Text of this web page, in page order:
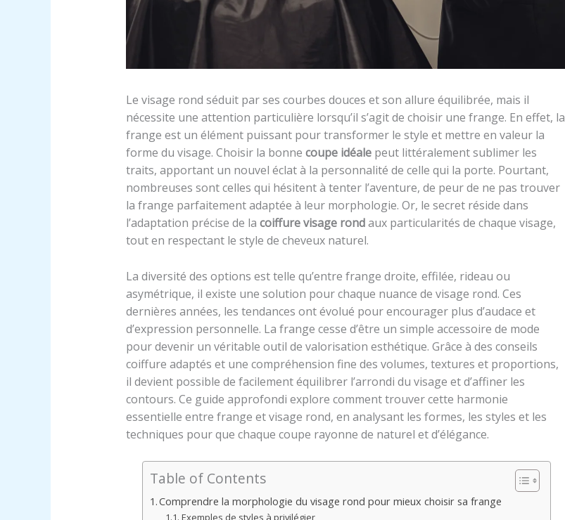
Le visage rond séduit par ses courbes douces et son allure équilibrée, mais il
nécessite une attention particulière lorsqu’il s’agit de choisir une frange. En effet, la
frange est un élément puissant pour transformer le style et mettre en valeur la
forme du visage. Choisir la bonne coupe idéalepeut littéralement sublimer les
traits, apportant un nouvel éclat à la personnalité de celle qui la porte. Pourtant,
nombreuses sont celles qui hésitent à tenter l’aventure, de peur de ne pas trouver
la frange parfaitement adaptée à leur morphologie. Or, le secret réside dans
l’adaptation précise de la coiffure visage rondaux particularités de chaque visage,
tout en respectant le style de cheveux naturel.
La diversité des options est telle qu’entre frange droite, effilée, rideau ou
asymétrique, il existe une solution pour chaque nuance de visage rond. Ces
dernières années, les tendances ont évolué pour encourager plus d’audace et
d’expression personnelle. La frange cesse d’être un simple accessoire de mode
pour devenir un véritable outil de valorisation esthétique. Grâce à des conseils
coiffure adaptés et une compréhension fine des volumes, textures et proportions,
il devient possible de facilement équilibrer l’arrondi du visage et d’affiner les
contours. Ce guide approfondi explore comment trouver cette harmonie
essentielle entre frange et visage rond, en analysant les formes, les styles et les
techniques pour que chaque coupe rayonne de naturel et d’élégance.
Table of Contents
Comprendre la morphologie du visage rond pour mieux choisir sa frange
Exemples de styles à privilégier